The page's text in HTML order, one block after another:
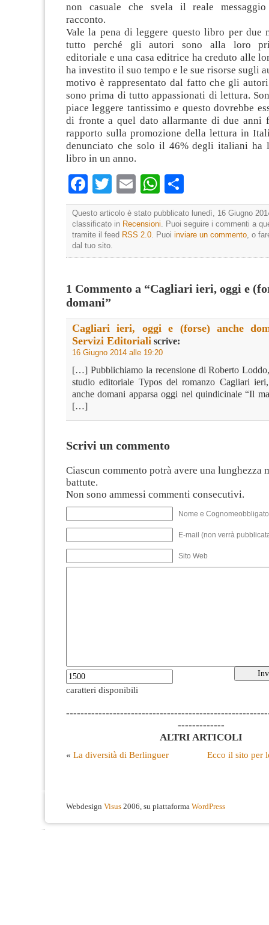
non casuale che svela il reale
racconto.
Vale la pena di leggere questo libro per due
tutto perché gli autori sono alla loro
editoriale e una casa editrice ha creduto alle
ha investito il suo tempo e le sue risorse sugli
motivo è rappresentato dal fatto che gli
sono prima di tutto appassionati di lettura.
piace leggere tantissimo e questo dovrebbe
di fronte a quel dato allarmante di due anni
rapporto sulla promozione della lettura in
denunciato che solo il 46% degli italiani ha
libro in un anno.
Facebook
TwitterEmailWhatsApp
Questo articolo è stato pubblicato lunedì, 16 Giugno
classificato in Recensioni . Puoi seguire i commenti a
tramite il feed RSS 2.0 . Puoi inviare un commento , o
dal tuo sito.
1 Commento a “Cagliari ieri, oggi e
domani”
Cagliari ieri, oggi e (forse) anche
Servizi Editoriali scrive:
16 Giugno 2014 alle 19:20
[…] Pubblichiamo la recensione di Roberto
studio editoriale Typos del romanzo Cagliari
anche domani apparsa oggi nel quindicinale “Il
[…]
Scrivi un commento
Ciascun commento potrà avere una lunghezza
battute.
Non sono ammessi commenti consecutivi.
Nome e
E-mail (non verrà
Sito Web
caratteri disponibili
-------------
ALTRI ARTICOLI
« La diversità di Berlinguer Ecco il sito per
Webdesign Visus 2006, su piattaforma WordPress